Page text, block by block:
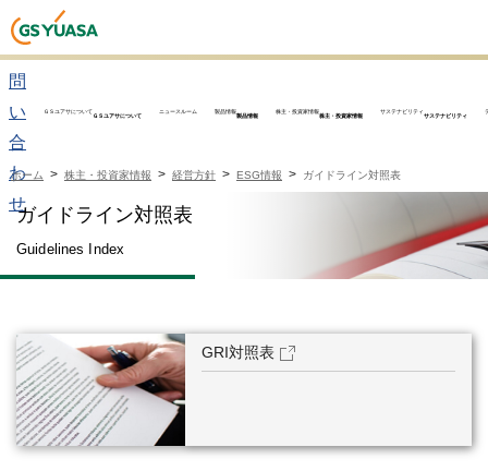
お
問
い
合
わ
せ
ＧＳユアサについて
ＧＳユアサについて
ニュースルーム 製品情報
製品情報
株主・投資家情報
株主・投資家情報
サステナビリティ
サステナビリティ
ホーム 株主・投資家情報 経営方針 ESG情報 ガイドライン対照表
Guidelines Index
ガイドライン対照表
GRI対照表